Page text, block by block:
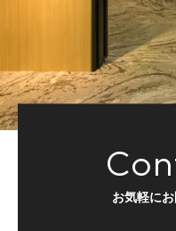
お気軽に